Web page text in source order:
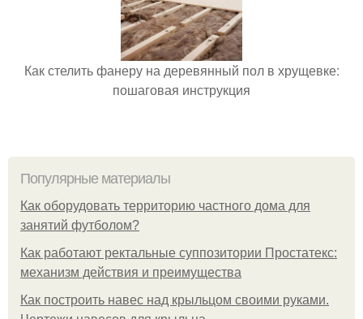
Как стелить фанеру на деревянный пол в хрущевке:
пошаговая инструкция
Популярные материалы
Как оборудовать территорию частного дома для
занятий футболом?
Как работают ректальные суппозитории Простатекс:
механизм действия и преимущества
Как построить навес над крыльцом своими руками.